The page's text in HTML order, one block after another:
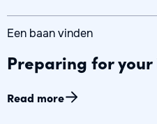
Een baan vinden
Preparing for
Read more